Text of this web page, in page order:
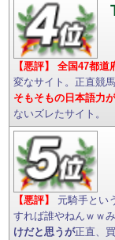
【悪評】 全国47都道
変なサイト。正直競
そもそもの日本語力
ないズレたサイト。
【悪評】 元騎手とい
すれば誰やねんｗｗ
けだと思うが正直、